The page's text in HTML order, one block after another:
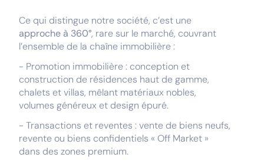
Ce qui distingue notre société, c’est une
approche à 360°, rare sur le marché, couvrant
l’ensemble de la chaîne immobilière :
- Promotion immobilière : conception et
construction de résidences haut de gamme,
chalets et villas, mêlant matériaux nobles,
volumes généreux et design épuré.
- Transactions et reventes : vente de biens neufs,
revente ou biens confidentiels « Off Market »
dans des zones premium.